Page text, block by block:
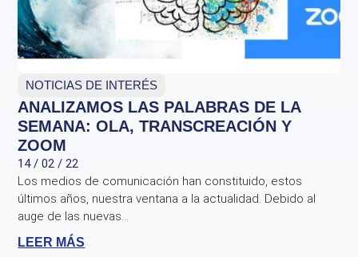
NOTICIAS DE INTERÉS
ANALIZAMOS LAS PALABRAS DE LA
SEMANA: OLA, TRANSCREACIÓN Y
ZOOM
14 / 02 / 22
Los medios de comunicación han constituido, estos
últimos años, nuestra ventana a la actualidad. Debido al
auge de las nuevas...
LEER MÁS